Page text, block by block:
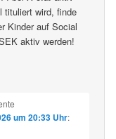
tituliert wird, finde
Kinder auf Social
aktiv werden!
um 20:33 Uhr: